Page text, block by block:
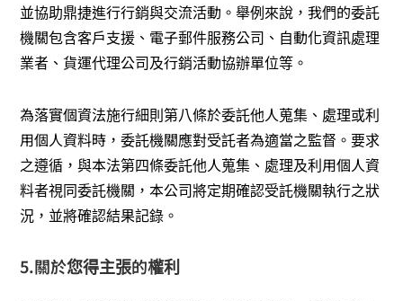
並協助鼎捷進行行銷與交流活動。舉例來說，我們的委託
機關包含客戶支援、電子郵件服務公司、自動化資訊處理
業者、貨運代理公司及行銷活動協辦單位等。
為落實個資法施行細則第八條於委託他人蒐集、處理或利
用個人資料時，委託機關應對受託者為適當之監督。要求
之遵循，與本法第四條委託他人蒐集、處理及利用個人資
料者視同委託機關，本公司將定期確認受託機關執行之狀
況，並將確認結果記錄。
5.關於您得主張的權利